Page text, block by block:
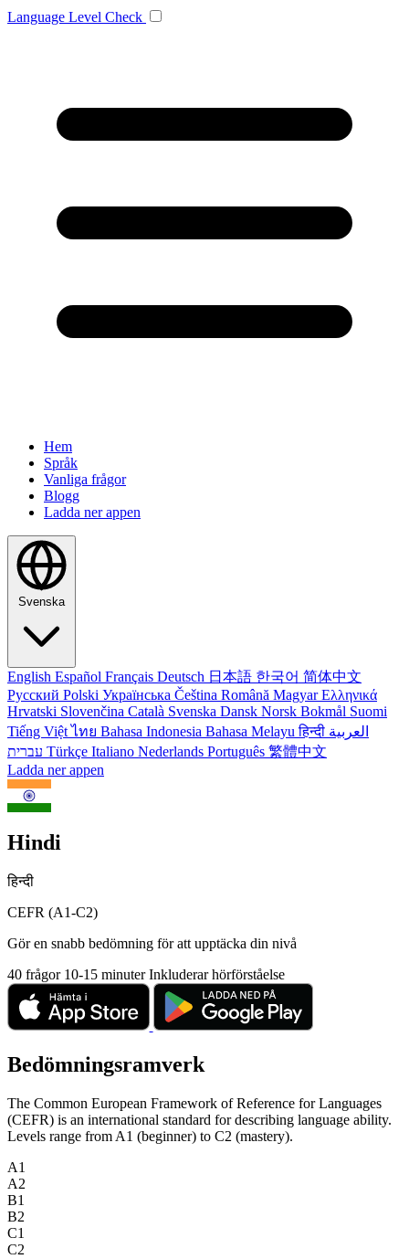
Language Level Check
Hem
Språk
Vanliga frågor
Blogg
Ladda ner appen
Svenska
English Español Français Deutsch 日本語 한국어 简体中文
Русский Polski Українська Čeština Română MagyarΕλληνικά
Hrvatski Slovenčina Català Svenska Dansk Norsk Bokmål Suomi
Tiếng Việtไทย Bahasa Indonesia Bahasa Melayuहिन्दी العربية
Türkçe Italiano Nederlands Português 繁體中文
Ladda ner appen
Hindi
हिन्दी
CEFR (A1-C2)
Gör en snabb bedömning för att upptäcka din nivå
40 frågor 10-15 minuterInkluderar hörförståelse
Bedömningsramverk
The Common European Framework of Reference for Languages
(CEFR) is an international standard for describing language ability.
Levels range from A1 (beginner) to C2 (mastery).
A1
A2
B1
B2
C1
C2